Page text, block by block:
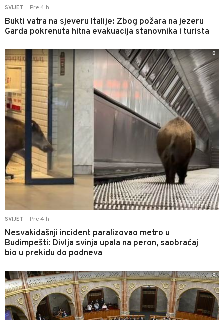
SVIJET Pre 4 h
Bukti vatra na sjeveru Italije: Zbog požara na jezeru
Garda pokrenuta hitna evakuacija stanovnika i turista
SVIJET Pre 4 h
Nesvakidašnji incident paralizovao metro u
Budimpešti: Divlja svinja upala na peron, saobraćaj
bio u prekidu do podneva
0
0